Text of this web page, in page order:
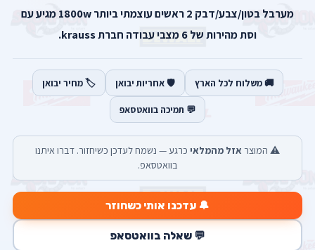
מערבל בטון/צבע/דבק 2 ראשים עוצמתי ביותר 1800w מגיע עם
וסת מהירות של 6 מצבי עבודה חברת krauss.
🚚 משלוח לכל הארץ 🛡️ אחריות יבואן 🏷️ מחיר יבואן
💬 תמיכה בוואטסאפ
⚠️ המוצר אזל מהמלאי כרגע — נשמח לעדכן כשיחזור. דברו איתנו
בוואטסאפ.
🔔 עדכנו אותי כשחוזר
💬 שאלה בוואטסאפ